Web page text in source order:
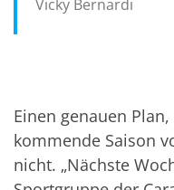
Vicky Bernardi
Einen genauen
kommende Saison
nicht. „Nächste